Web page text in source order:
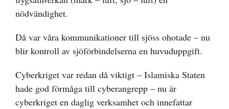
nödvändighet.
Då var våra kommunikationer till sjöss ohotade – nu
blir kontroll av sjöförbindelserna en huvuduppgift.
Cyberkriget var redan då viktigt – Islamiska Staten
hade god förmåga till cyberangrepp – nu är
cyberkriget en daglig verksamhet och innefattar